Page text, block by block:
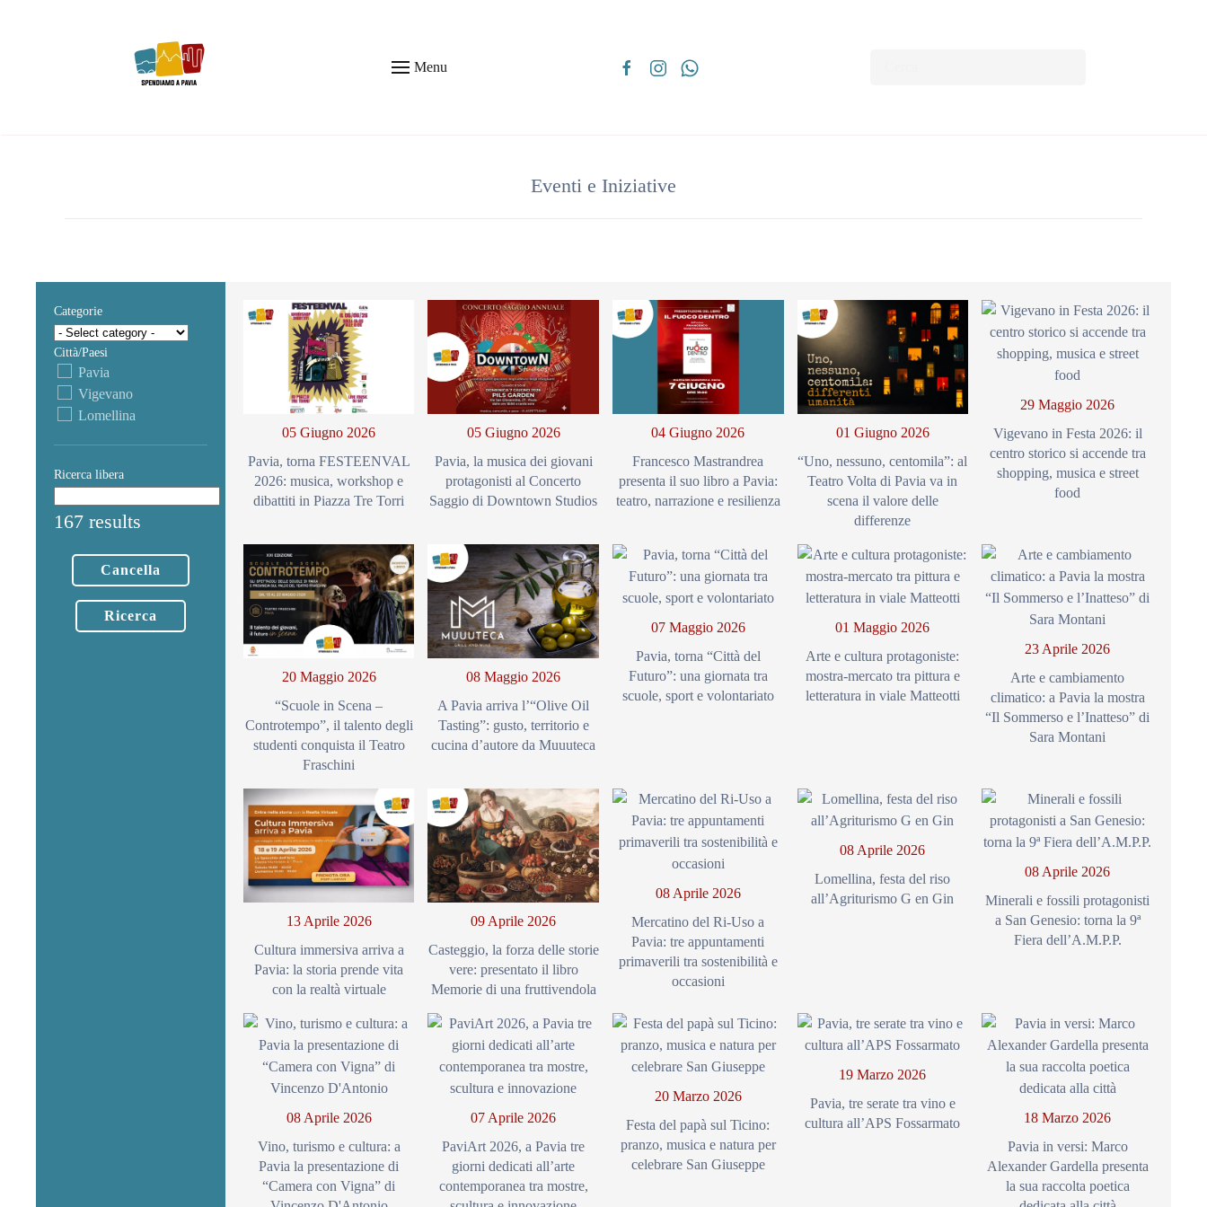
Skip to main content
Menu
Eventi e Iniziative
Categorie
Città/Paesi
Pavia
Vigevano
Lomellina
Ricerca libera
167 results
Cancella
Ricerca
05 Giugno 2026
Pavia, torna FESTEENVAL
2026: musica, workshop e
dibattiti in Piazza Tre Torri
05 Giugno 2026
Pavia, la musica dei giovani
protagonisti al Concerto
Saggio di Downtown Studios
04 Giugno 2026
Francesco Mastrandrea
presenta il suo libro a Pavia:
teatro, narrazione e resilienza
01 Giugno 2026
“Uno, nessuno, centomila”: al
Teatro Volta di Pavia va in
scena il valore delle
differenze
29 Maggio 2026
Vigevano in Festa 2026: il
centro storico si accende tra
shopping, musica e street
food
20 Maggio 2026
“Scuole in Scena –
Controtempo”, il talento degli
studenti conquista il Teatro
Fraschini
08 Maggio 2026
A Pavia arriva l’“Olive Oil
Tasting”: gusto, territorio e
cucina d’autore da Muuuteca
07 Maggio 2026
Pavia, torna “Città del
Futuro”: una giornata tra
scuole, sport e volontariato
01 Maggio 2026
Arte e cultura protagoniste:
mostra-mercato tra pittura e
letteratura in viale Matteotti
23 Aprile 2026
Arte e cambiamento
climatico: a Pavia la mostra
“Il Sommerso e l’Inatteso” di
Sara Montani
13 Aprile 2026
Cultura immersiva arriva a
Pavia: la storia prende vita
con la realtà virtuale
09 Aprile 2026
Casteggio, la forza delle storie
vere: presentato il libro
Memorie di una fruttivendola
08 Aprile 2026
Mercatino del Ri-Uso a
Pavia: tre appuntamenti
primaverili tra sostenibilità e
occasioni
08 Aprile 2026
Lomellina, festa del riso
all’Agriturismo G en Gin
08 Aprile 2026
Minerali e fossili protagonisti
a San Genesio: torna la 9ª
Fiera dell’A.M.P.P.
08 Aprile 2026
Vino, turismo e cultura: a
Pavia la presentazione di
“Camera con Vigna” di
07 Aprile 2026
PaviArt 2026, a Pavia tre
giorni dedicati all’arte
contemporanea tra mostre,
20 Marzo 2026
Festa del papà sul Ticino:
pranzo, musica e natura per
celebrare San Giuseppe
19 Marzo 2026
Pavia, tre serate tra vino e
cultura all’APS Fossarmato
18 Marzo 2026
Pavia in versi: Marco
Alexander Gardella presenta
la sua raccolta poetica